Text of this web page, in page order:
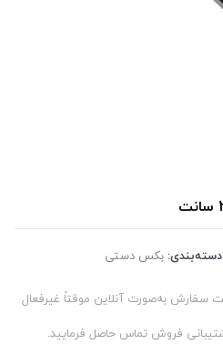
دسته‌بندی: بکس دستی
سفارش به‌صورت آنلاین موقتاً غیرفعال
فروش تماس حاصل فرمایید.